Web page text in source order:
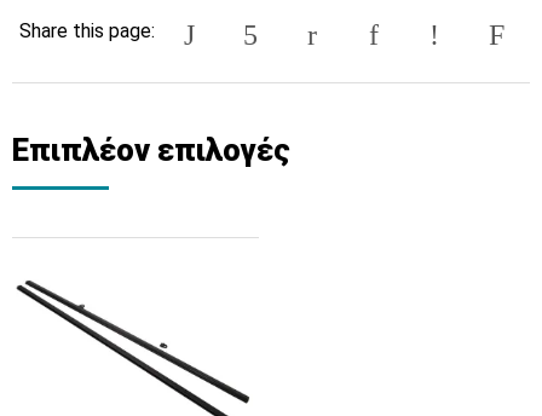
Share this page:
Επιπλέον επιλογές